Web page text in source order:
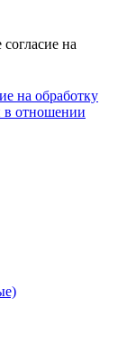
на
на обработку
в отношении